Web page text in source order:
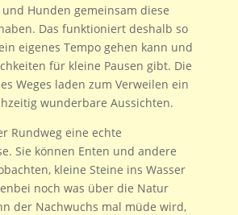
Hunden gemeinsam diese
Das funktioniert deshalb so
eigenes Tempo gehen kann und
für kleine Pausen gibt. Die
Weges laden zum Verweilen ein
wunderbare Aussichten.
Rundweg eine echte
Sie können Enten und andere
kleine Steine ins Wasser
noch was über die Natur
der Nachwuchs mal müde wird,